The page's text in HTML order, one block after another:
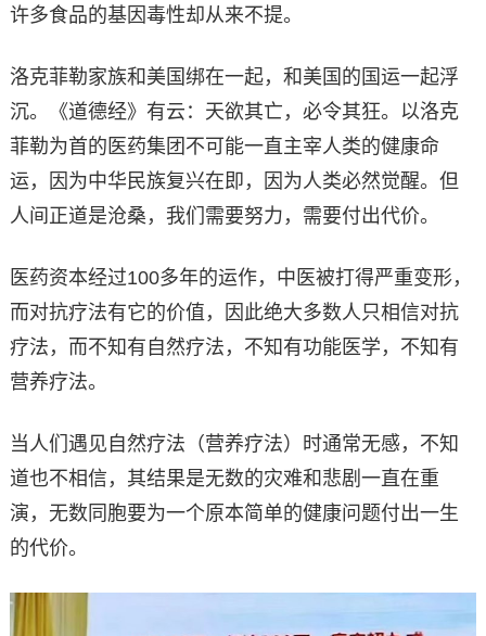
许多食品的基因毒性却从来不提。
洛克菲勒家族和美国绑在一起，和美国的国运一起浮
沉。《道德经》有云：天欲其亡，必令其狂。以洛克
菲勒为首的医药集团不可能一直主宰人类的健康命
运，因为中华民族复兴在即，因为人类必然觉醒。但
人间正道是沧桑，我们需要努力，需要付出代价。
医药资本经过100多年的运作，中医被打得严重变形，
而对抗疗法有它的价值，因此绝大多数人只相信对抗
疗法，而不知有自然疗法，不知有功能医学，不知有
营养疗法。
当人们遇见自然疗法（营养疗法）时通常无感，不知
道也不相信，其结果是无数的灾难和悲剧一直在重
演，无数同胞要为一个原本简单的健康问题付出一生
的代价。